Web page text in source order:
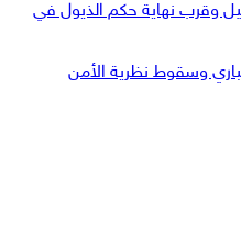
وقرب نهاية حكم الذيول في
وسقوط نظرية الأمن